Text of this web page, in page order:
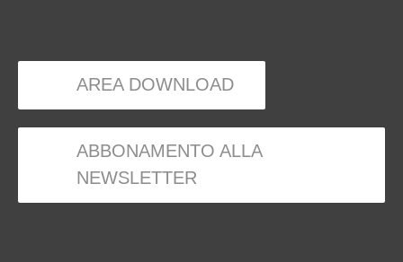
AREA DOWNLOAD
ABBONAMENTO ALLA
NEWSLETTER